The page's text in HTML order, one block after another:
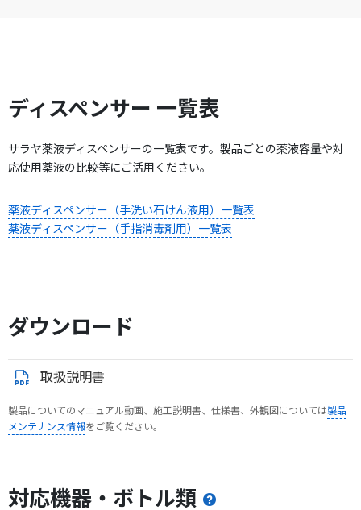
ディスペンサー 一覧表
サラヤ薬液ディスペンサーの一覧表です。製品ごとの薬液容量や対
応使用薬液の比較等にご活用ください。
薬液ディスペンサー（手洗い石けん液用）一覧表
薬液ディスペンサー（手指消毒剤用）一覧表
ダウンロード
取扱説明書
製品についてのマニュアル動画、施工説明書、仕様書、外観図については製品
メンテナンス情報をご覧ください。
対応機器・ボトル類